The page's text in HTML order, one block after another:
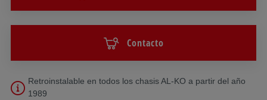
Contacto
Retroinstalable en todos los chasis AL-KO a partir del año
1989